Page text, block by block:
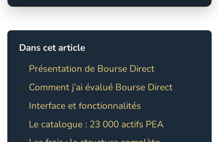
Dans cet article
Présentation de Bourse Direct
Comment j’ai évalué Bourse Direct
Interface et fonctionnalités
Le catalogue : 23 000 actifs PEA